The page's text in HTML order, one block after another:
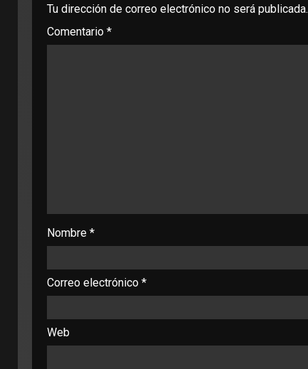
Tu dirección de correo electrónico no será publicada.
Comentario *
Nombre *
Correo electrónico *
Web